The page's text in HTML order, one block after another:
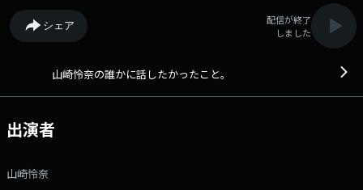
＆作家としても活躍中！ ★生活の”現場”で感じるモヤモヤ・ザラつ
き… 山崎怜奈がリスナーのアナタとともに すっきりさせていく番組、
略して「だれはな」 ザワニュー「あなたの周りで最近恋してる人、
いる人は家族、友達、後輩で恋してる人はどれぐらいいるのか？など
す！ なぜ恋愛してないのか？その理由なども分かる方は送って下さ
い。 ★＜13時55分＞ ☆ゲストに、 女優＆作家として活躍中、紗倉
りうかがいます！ ★「明治ミルクチョコレートpresents e.m.oリクエ
スト」 1926年の発売から100周年 これまでたくさんの人たちの思い出
シェア
配信が終了
しました
山崎怜奈の誰かに話したかったこと。
出演者
山崎怜奈